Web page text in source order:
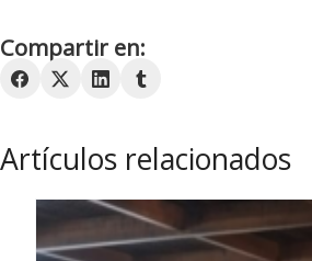
Compartir en:
Artículos relacionados